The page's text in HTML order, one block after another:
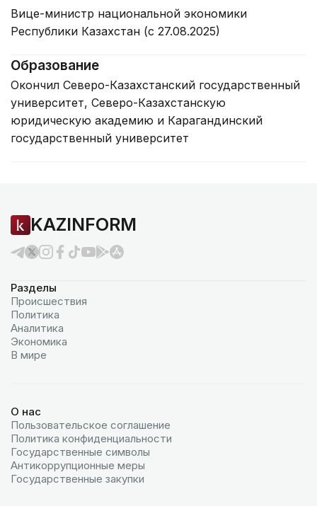
Вице-министр национальной экономики
Республики Казахстан (с 27.08.2025)
Образование
Окончил Северо-Казахстанский государственный
университет, Северо-Казахстанскую
юридическую академию и Карагандинский
государственный университет
KAZINFORM
Разделы
Происшествия
Политика
Аналитика
Экономика
В мире
О нас
Пользовательское соглашение
Политика конфиденциальности
Государственные символы
Антикоррупционные меры
Государственные закупки